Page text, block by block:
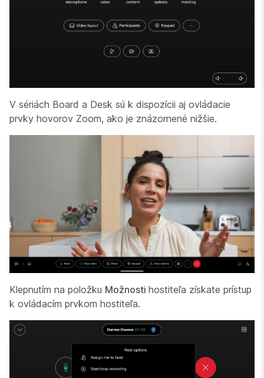
V sériách Board a Desk sú k dispozícii aj ovládacie
prvky hovorov Zoom, ako je znázornené nižšie.
Klepnutím na položku Možnosti hostiteľa získate prístup
k ovládacím prvkom hostiteľa.